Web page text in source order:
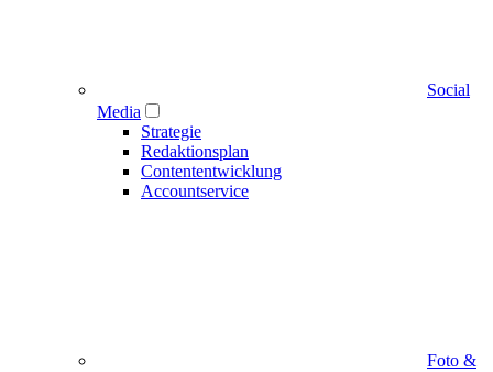
Social
Media
Strategie
Redaktionsplan
Contententwicklung
Accountservice
Foto &